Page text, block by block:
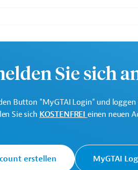
Sie sich
Button "MyGTAI Login" und
Sie sich KOSTENFREI einen neuen
erstellen MyGTAI